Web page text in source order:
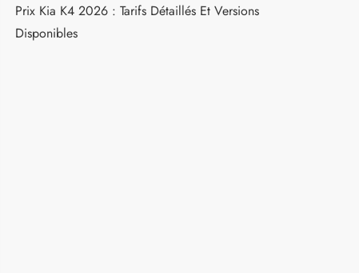
Prix Kia K4 2026 : Tarifs Détaillés Et Versions
Disponibles